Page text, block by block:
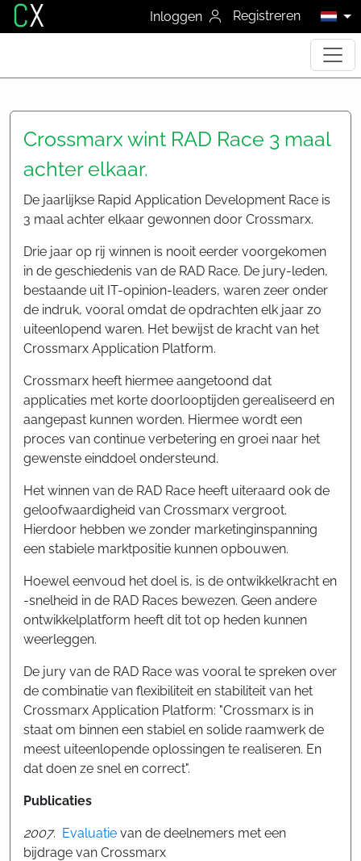
CX Inloggen Registreren
Crossmarx wint RAD Race 3 maal
achter elkaar.
De jaarlijkse Rapid Application Development Race is
3 maal achter elkaar gewonnen door Crossmarx.
Drie jaar op rij winnen is nooit eerder voorgekomen
in de geschiedenis van de RAD Race. De jury-leden,
bestaande uit IT-opinion-leaders, waren zeer onder
de indruk, vooral omdat de opdrachten elk jaar zo
uiteenlopend waren. Het bewijst de kracht van het
Crossmarx Application Platform.
Crossmarx heeft hiermee aangetoond dat
applicaties met korte doorlooptijden gerealiseerd en
aangepast kunnen worden. Hiermee wordt een
proces van continue verbetering en groei naar het
gewenste einddoel ondersteund.
Het winnen van de RAD Race heeft uiteraard ook de
geloofwaardigheid van Crossmarx vergroot.
Hierdoor hebben we zonder marketinginspanning
een stabiele marktpositie kunnen opbouwen.
Hoewel eenvoud het doel is, is de ontwikkelkracht en
-snelheid in de RAD Races bewezen. Geen andere
ontwikkelplatform heeft dit tot op heden kunnen
weerleggen.
De jury van de RAD Race was vooral te spreken over
de combinatie van flexibiliteit en stabiliteit van het
Crossmarx Application Platform: "Crossmarx is in
staat om binnen een stabiel en solide raamwerk de
meest uiteenlopende oplossingen te realiseren. En
dat doen ze snel en correct".
Publicaties
2007. Evaluatie van de deelnemers met een
bijdrage van Crossmarx